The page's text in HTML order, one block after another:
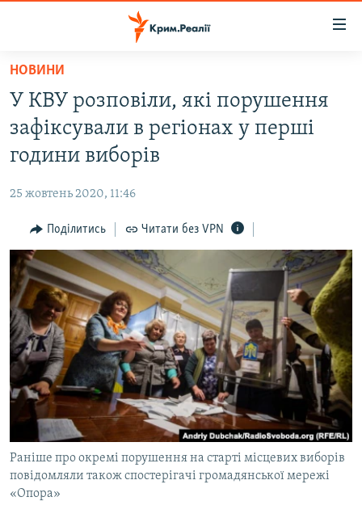
Перейти
основного
матеріалу
Перейти
до
основної
Перейти
до
пошуку
ВОДА.КРИМ
ВІДЕО ТА ФОТО
БЛОГИ
ПОГЛЯД
ІНТЕРВ'Ю
ВСЕ ЗА ДЕНЬ
СПЕЦПРОЕКТИ
ДЕПОРТАЦІЯ
ВІДЕОУРОКИ «ELIFBE»
СВІДЧЕННЯ ОКУПАЦІЇ
УКРАЇНСЬКА ПРОБЛЕМА КРИМУ
ІНФОГРАФІКА
ЯК ОБІЙТИ БЛОКУВАННЯ
Русский
Qırımtatar
ДОЛУЧАЙСЯ!
НОВИНИ
У КВУ розповіли, які порушення
зафіксували в регіонах у перші
години виборів
25 жовтень 2020, 11:46
Поділитись Читати без VPN
Раніше про окремі порушення на старті місцевих виборів
повідомляли також спостерігачі громадянської мережі
«Опора»